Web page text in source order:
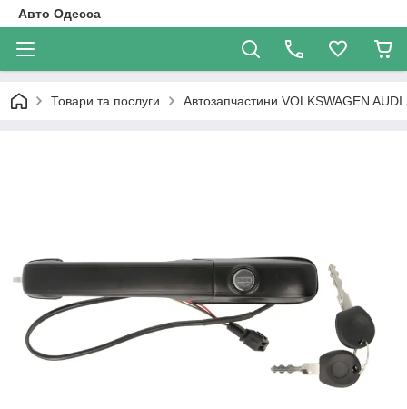
Авто Одесса
Товари та послуги Автозапчастини VOLKSWAGEN AUDI